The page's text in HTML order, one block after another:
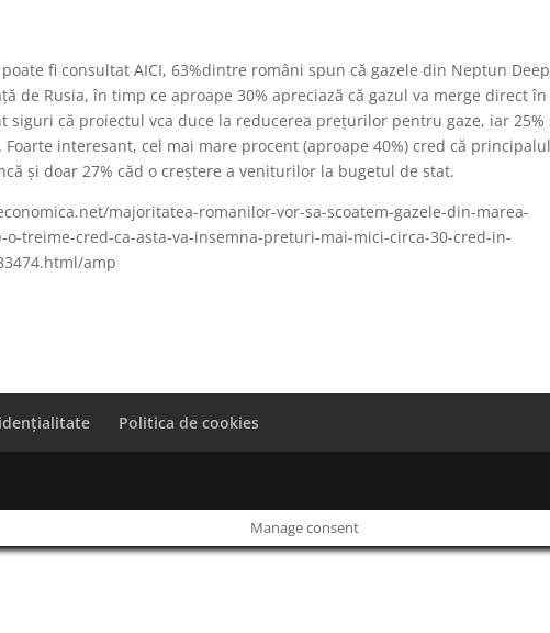
fi consultat AICI, 63%dintre români spun că gazele din Neptun
de Rusia, în timp ce aproape 30% apreciază că gazul va merge direct în
siguri că proiectul vca duce la reducerea prețurilor pentru gaze, iar 25%
interesant, cel mai mare procent (aproape 40%) cred că
și doar 27% căd o creștere a veniturilor la bugetul de stat.
majoritatea-romanilor-vor-sa-scoatem-gazele-din-marea-
o-treime-cred-ca-asta-va-insemna-preturi-mai-mici-circa-30-cred-in-
amp
Politica de cookies
Manage consent